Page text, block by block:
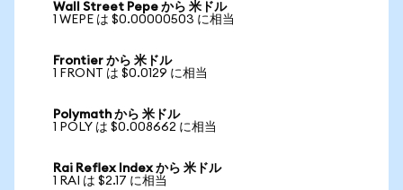
Wall Street Pepe から 米ドル
1 WEPE は $0.00000503 に相当
Frontier から 米ドル
1 FRONT は $0.0129 に相当
Polymath から 米ドル
1 POLY は $0.008662 に相当
Rai Reflex Index から 米ドル
1 RAI は $2.17 に相当